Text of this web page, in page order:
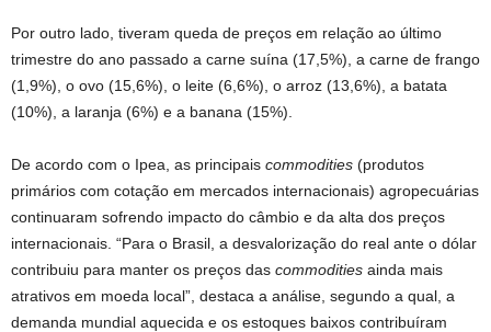
Por outro lado, tiveram queda de preços em relação ao último
trimestre do ano passado a carne suína (17,5%), a carne de frango
(1,9%), o ovo (15,6%), o leite (6,6%), o arroz (13,6%), a batata
(10%), a laranja (6%) e a banana (15%).
De acordo com o Ipea, as principais commodities (produtos
primários com cotação em mercados internacionais) agropecuárias
continuaram sofrendo impacto do câmbio e da alta dos preços
internacionais. “Para o Brasil, a desvalorização do real ante o dólar
contribuiu para manter os preços das commodities ainda mais
atrativos em moeda local”, destaca a análise, segundo a qual, a
demanda mundial aquecida e os estoques baixos contribuíram